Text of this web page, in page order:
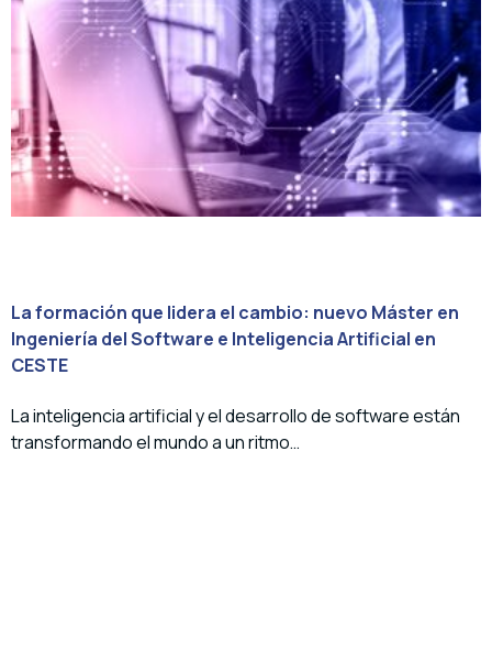
La formación que lidera el cambio: nuevo Máster en
Ingeniería del Software e Inteligencia Artificial en
CESTE
La inteligencia artificial y el desarrollo de software están
transformando el mundo a un ritmo…